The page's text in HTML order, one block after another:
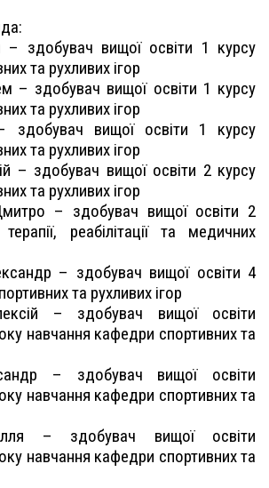
– здобувач вищої освіти 1 курсу
та рухливих ігор
– здобувач вищої освіти 1 курсу
та рухливих ігор
вищої освіти 1 курсу
та рухливих ігор
– здобувач вищої освіти 2 курсу
та рухливих ігор
– здобувач вищої освіти 2
реабілітації та медичних
– здобувач вищої освіти 4
та рухливих ігор
– здобувач вищої освіти
навчання кафедри спортивних та
– здобувач вищої освіти
навчання кафедри спортивних та
– здобувач вищої освіти
навчання кафедри спортивних та